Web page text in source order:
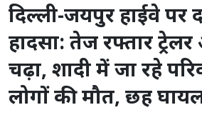
दिल्ली-जयपुर हाईवे पर
हादसा: तेज रफ्तार ट्रेलर
चढ़ा, शादी में जा रहे
लोगों की मौत, छह